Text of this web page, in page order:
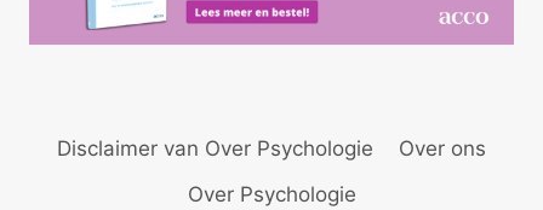
Disclaimer van Over Psychologie
Over ons
Over Psychologie